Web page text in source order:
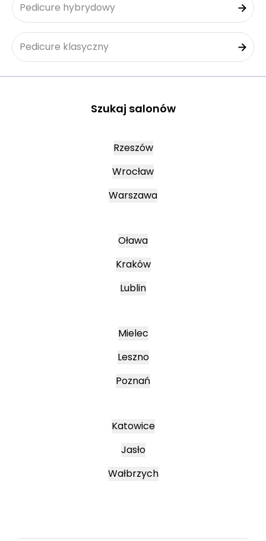
Pedicure hybrydowy
Pedicure klasyczny
Szukaj salonów
Rzeszów
Wrocław
Warszawa
Oława
Kraków
Lublin
Mielec
Leszno
Poznań
Katowice
Jasło
Wałbrzych